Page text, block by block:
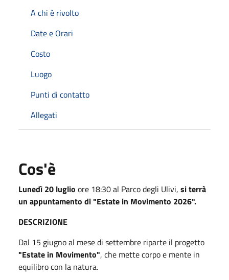
A chi è rivolto
Date e Orari
Costo
Luogo
Punti di contatto
Allegati
Cos'è
Lunedì 20 luglio ore 18:30 al Parco degli Ulivi, si terrà
un appuntamento di "Estate in Movimento 2026".
DESCRIZIONE
Dal 15 giugno al mese di settembre riparte il progetto
"Estate in Movimento", che mette corpo e mente in
equilibro con la natura.